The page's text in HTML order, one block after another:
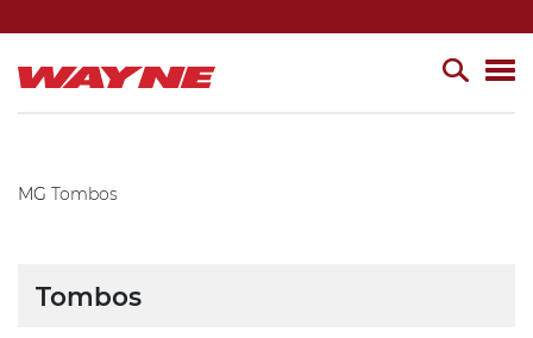
MG Tombos
Tombos